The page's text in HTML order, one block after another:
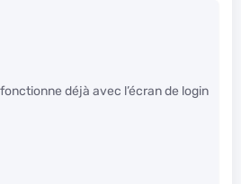
déjà avec l’écran de login